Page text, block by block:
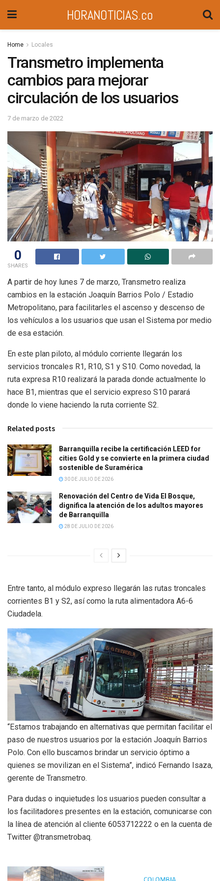
HORANOTICIAS.co
Home Locales
Transmetro implementa
cambios para mejorar
circulación de los usuarios
7 de marzo de 2022
0
SHARES
A partir de hoy lunes 7 de marzo, Transmetro realiza
cambios en la estación Joaquín Barrios Polo / Estadio
Metropolitano, para facilitarles el ascenso y descenso de
los vehículos a los usuarios que usan el Sistema por medio
de esa estación.
En este plan piloto, al módulo corriente llegarán los
servicios troncales R1, R10, S1 y S10. Como novedad, la
ruta expresa R10 realizará la parada donde actualmente lo
hace B1, mientras que el servicio expreso S10 parará
donde lo viene haciendo la ruta corriente S2.
Related posts
Barranquilla recibe la certificación LEED for
cities Gold y se convierte en la primera ciudad
sostenible de Suramérica
30 DE JULIO DE 2026
Renovación del Centro de Vida El Bosque,
dignifica la atención de los adultos mayores
de Barranquilla
28 DE JULIO DE 2026
Entre tanto, al módulo expreso llegarán las rutas troncales
corrientes B1 y S2, así como la ruta alimentadora A6-6
Ciudadela.
“Estamos trabajando en alternativas que permitan facilitar el
paso de nuestros usuarios por la estación Joaquín Barrios
Polo. Con ello buscamos brindar un servicio óptimo a
quienes se movilizan en el Sistema”, indicó Fernando Isaza,
gerente de Transmetro.
Para dudas o inquietudes los usuarios pueden consultar a
los facilitadores presentes en la estación, comunicarse con
la línea de atención al cliente 6053712222 o en la cuenta de
Twitter @transmetrobaq.